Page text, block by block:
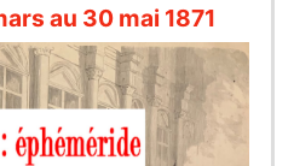
au 30 mai 1871